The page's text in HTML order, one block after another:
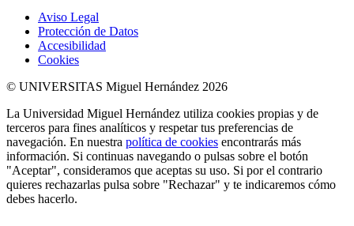
Aviso Legal
Protección de Datos
Accesibilidad
Cookies
© UNIVERSITAS Miguel Hernández 2026
La Universidad Miguel Hernández utiliza cookies propias y de
terceros para fines analíticos y respetar tus preferencias de
navegación. En nuestra política de cookies encontrarás más
información. Si continuas navegando o pulsas sobre el botón
"Aceptar", consideramos que aceptas su uso. Si por el contrario
quieres rechazarlas pulsa sobre "Rechazar" y te indicaremos cómo
debes hacerlo.